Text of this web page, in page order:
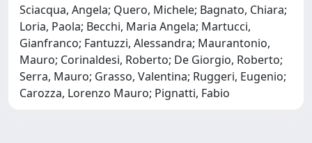
Sciacqua, Angela; Quero, Michele; Bagnato, Chiara;
Loria, Paola; Becchi, Maria Angela; Martucci,
Gianfranco; Fantuzzi, Alessandra; Maurantonio,
Mauro; Corinaldesi, Roberto; De Giorgio, Roberto;
Serra, Mauro; Grasso, Valentina; Ruggeri, Eugenio;
Carozza, Lorenzo Mauro; Pignatti, Fabio